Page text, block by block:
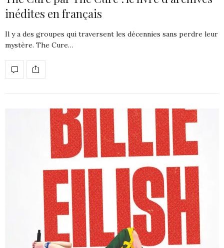
inédites en français
Il y a des groupes qui traversent les décennies sans perdre leur
mystère. The Cure…